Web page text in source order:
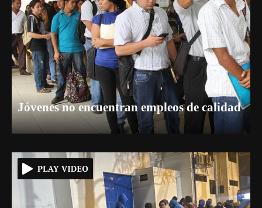
Jóvenes no encuentran empleos de calidad